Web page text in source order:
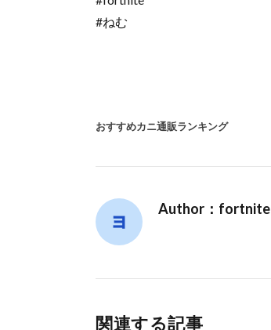
#ねむ
おすすめカニ通販ランキング
Author：fortnite
関連する記事